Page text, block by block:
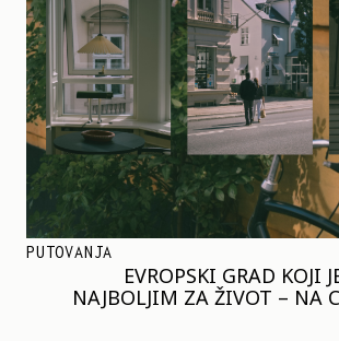
PUTOVANJA
EVROPSKI GRAD KOJI
NAJBOLJIM ZA ŽIVOT – NA